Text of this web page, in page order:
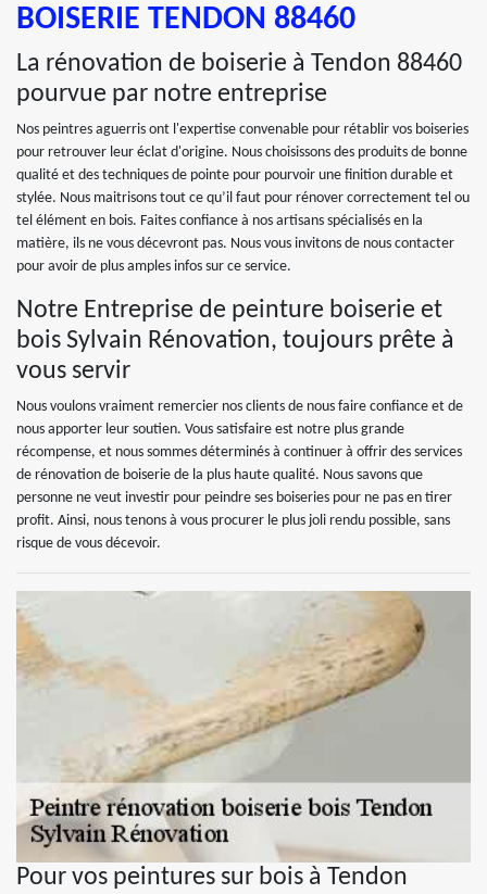
BOISERIE TENDON 88460
La rénovation de boiserie à Tendon 88460
pourvue par notre entreprise
Nos peintres aguerris ont l'expertise convenable pour rétablir vos boiseries
pour retrouver leur éclat d'origine. Nous choisissons des produits de bonne
qualité et des techniques de pointe pour pourvoir une finition durable et
stylée. Nous maitrisons tout ce qu’il faut pour rénover correctement tel ou
tel élément en bois. Faites confiance à nos artisans spécialisés en la
matière, ils ne vous décevront pas. Nous vous invitons de nous contacter
pour avoir de plus amples infos sur ce service.
Notre Entreprise de peinture boiserie et
bois Sylvain Rénovation, toujours prête à
vous servir
Nous voulons vraiment remercier nos clients de nous faire confiance et de
nous apporter leur soutien. Vous satisfaire est notre plus grande
récompense, et nous sommes déterminés à continuer à offrir des services
de rénovation de boiserie de la plus haute qualité. Nous savons que
personne ne veut investir pour peindre ses boiseries pour ne pas en tirer
profit. Ainsi, nous tenons à vous procurer le plus joli rendu possible, sans
risque de vous décevoir.
Pour vos peintures sur bois à Tendon